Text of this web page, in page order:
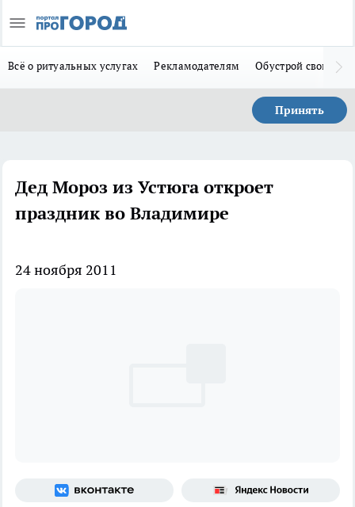
Всё о ритуальных услугах Рекламодателям Обустрой свой дом
Принять
Дед Мороз из Устюга откроет
праздник во Владимире
24 ноября 2011